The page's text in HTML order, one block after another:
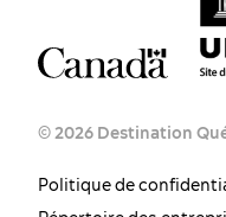
© 2026 Destination
Politique de